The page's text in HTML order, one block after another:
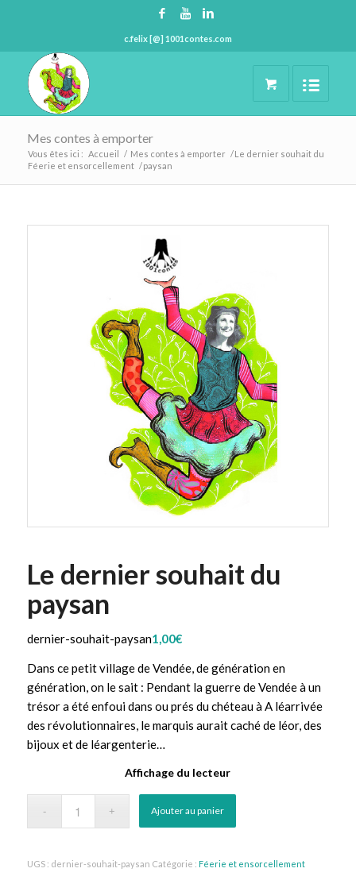
c.felix [@] 1001contes.com
Mes contes à emporter
Vous êtes ici : Accueil / Mes contes à emporter /
Féerie et ensorcellement /
Le dernier souhait du
paysan
Le dernier souhait du
paysan
dernier-souhait-paysan1,00€
Dans ce petit village de Vendée, de génération en
génération, on le sait : Pendant la guerre de Vendée à un
trésor a été enfoui dans ou prés du chéteau à A léarrivée
des révolutionnaires, le marquis aurait caché de léor, des
bijoux et de léargenterie…
Affichage du lecteur
Ajouter au panier
UGS : dernier-souhait-paysan Catégorie : Féerie et ensorcellement